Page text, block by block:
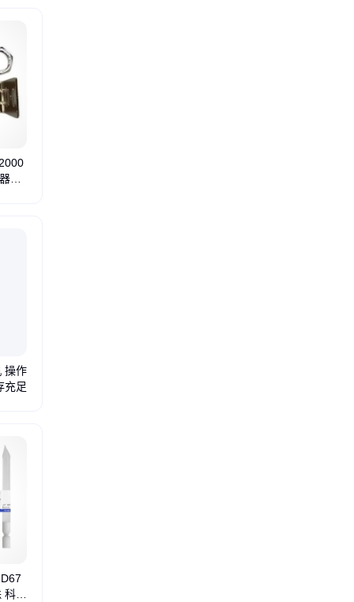
开关
厂
操作
充足
重组肠激酶
研